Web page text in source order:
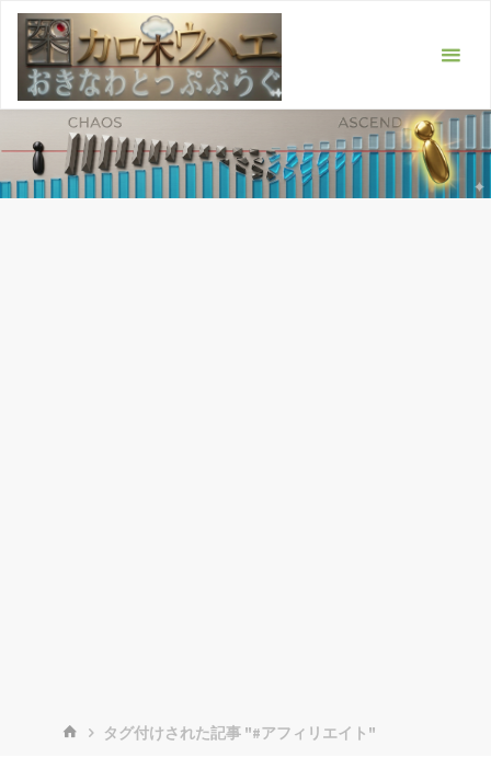
ス
ホ
タグ付けされた記事 "#アフィリエイト"